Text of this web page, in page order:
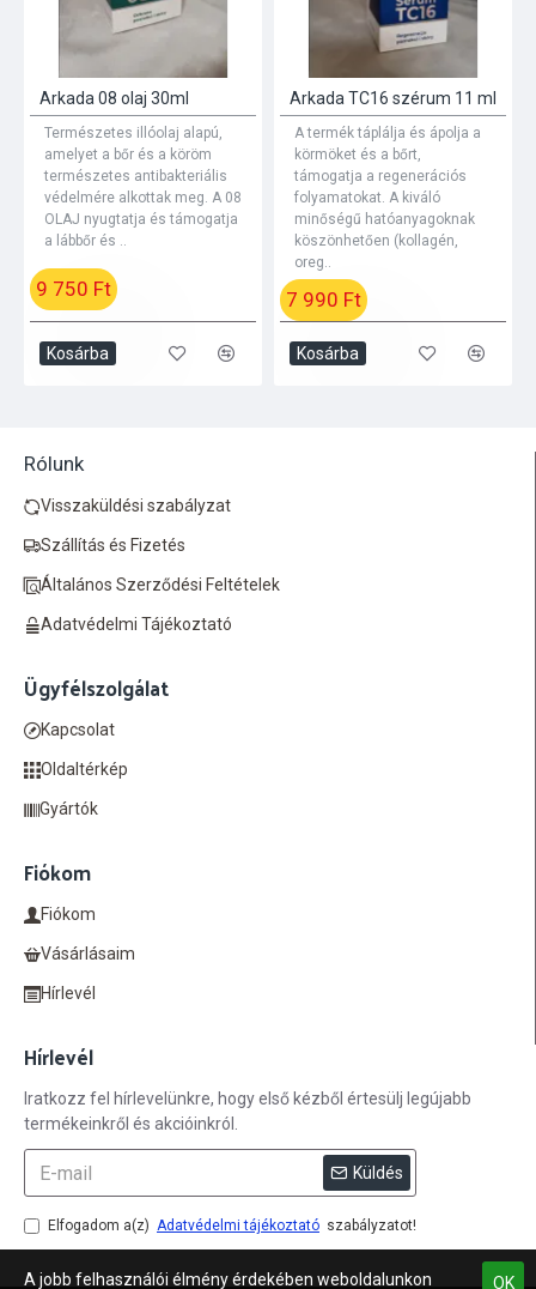
Arkada 08 olaj 30ml
Természetes illóolaj alapú,
amelyet a bőr és a köröm
természetes antibakteriális
védelmére alkottak meg. A 08
OLAJ nyugtatja és támogatja
a lábbőr és ..
9 750 Ft
Kosárba
Arkada TC16 szérum 11 ml
A termék táplálja és ápolja a
körmöket és a bőrt,
támogatja a regenerációs
folyamatokat. A kiváló
minőségű hatóanyagoknak
köszönhetően (kollagén,
oreg..
7 990 Ft
Kosárba
Rólunk
Visszaküldési szabályzat
Szállítás és Fizetés
Általános Szerződési Feltételek
Adatvédelmi Tájékoztató
Ügyfélszolgálat
Kapcsolat
Oldaltérkép
Gyártók
Fiókom
Fiókom
Vásárlásaim
Hírlevél
Hírlevél
Iratkozz fel hírlevelünkre, hogy első kézből értesülj legújabb
termékeinkről és akcióinkról.
Küldés
Elfogadom a(z) Adatvédelmi tájékoztató szabályzatot!
OK
A jobb felhasználói élmény érdekében weboldalunkon